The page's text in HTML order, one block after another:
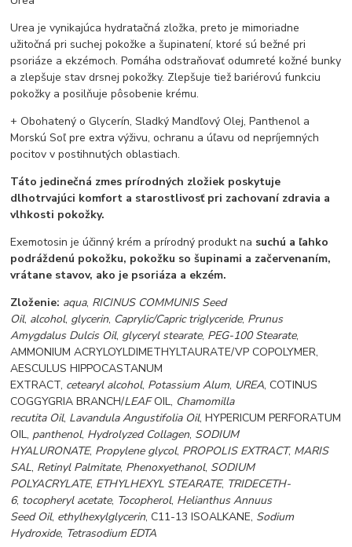
Urea je vynikajúca hydratačná zložka, preto je mimoriadne
užitočná pri suchej pokožke a šupinatení, ktoré sú bežné pri
psoriáze a ekzémoch. Pomáha odstraňovať odumreté kožné bunky
a zlepšuje stav drsnej pokožky. Zlepšuje tiež bariérovú funkciu
pokožky a posilňuje pôsobenie krému.
+ Obohatený o Glycerín, Sladký Mandľový Olej, Panthenol a
Morskú Soľ pre extra výživu, ochranu a úľavu od nepríjemných
pocitov v postihnutých oblastiach.
Táto jedinečná zmes prírodných zložiek poskytuje
dlhotrvajúci komfort a starostlivosť pri zachovaní zdravia a
vlhkosti pokožky.
Exemotosin je účinný krém a prírodný produkt na suchú a ľahko
podráždenú pokožku, pokožku so šupinami a začervenaním,
vrátane stavov, ako je psoriáza a ekzém.
Zloženie: aqua, RICINUS COMMUNIS Seed
Oil, alcohol, glycerin, Caprylic/Capric triglyceride, Prunus
Amygdalus Dulcis Oil, glyceryl stearate, PEG-100 Stearate,
AMMONIUM ACRYLOYLDIMETHYLTAURATE/VP COPOLYMER,
AESCULUS HIPPOCASTANUM
EXTRACT, cetearyl alcohol, Potassium Alum, UREA, COTINUS
COGGYGRIA BRANCH/LEAFOIL, Chamomilla
recutita Oil, Lavandula Angustifolia Oil, HYPERICUM PERFORATUM
OIL, panthenol, Hydrolyzed Collagen, SODIUM
HYALURONATE, Propylene glycol, PROPOLIS EXTRACT, MARIS
SAL, Retinyl Palmitate, Phenoxyethanol, SODIUM
POLYACRYLATE, ETHYLHEXYL STEARATE, TRIDECETH-
6, tocopheryl acetate, Tocopherol, Helianthus Annuus
Seed Oil, ethylhexylglycerin, C11-13 ISOALKANE, Sodium
Hydroxide, Tetrasodium EDTA